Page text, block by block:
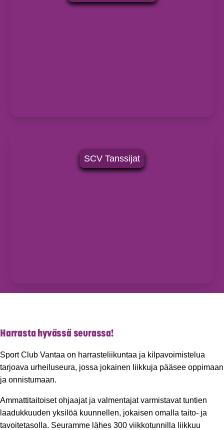
SCV Tanssijat
Harrasta hyvässä seurassa!
Sport Club Vantaa on harrasteliikuntaa ja kilpavoimistelua
tarjoava urheiluseura, jossa jokainen liikkuja pääsee oppimaan
ja onnistumaan.
Ammattitaitoiset ohjaajat ja valmentajat varmistavat tuntien
laadukkuuden yksilöä kuunnellen, jokaisen omalla taito- ja
tavoitetasolla. Seuramme lähes 300 viikkotunnilla liikkuu